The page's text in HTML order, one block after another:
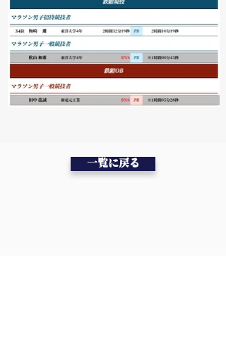
一覧に戻る